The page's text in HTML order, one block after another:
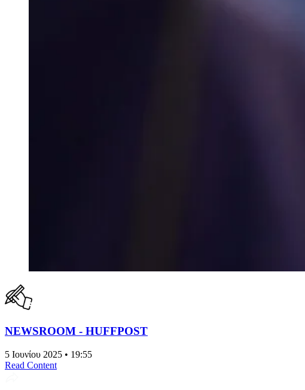
NEWSROOM - HUFFPOST
5 Ιουνίου 2025 • 19:55
Read Content